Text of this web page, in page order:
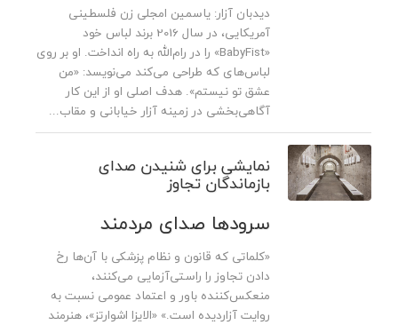
دیدبان آزار: یاسمین امجلی زن فلسطینی
آمریکایی، در سال 2016 برند لباس خود
«BabyFist» را در رام‌الله به راه انداخت. او بر روی
لباس‌های که طراحی می‌کند می‌نویسد: «من
عشق تو نیستم». هدف اصلی او از این کار
آگاهی‌بخشی در زمینه آزار خیابانی و مقاب...
نمایشی برای شنیدن صدای
بازماندگان تجاوز
سرودها صدای مردمند
«کلماتی که قانون و نظام پزشکی با آن‌ها رخ
دادن تجاوز را راستی‌آزمایی می‌کنند،
منعکس‌کننده باور و اعتماد عمومی نسبت به
روایت آزاردیده است.» «الایزا اشوارتز»، هنرمند